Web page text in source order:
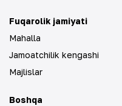
Fuqarolik jamiyati
Mahalla
Jamoatchilik kengashi
Majlislar
Boshqa